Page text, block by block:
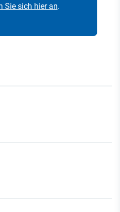
Sie sich hier an.